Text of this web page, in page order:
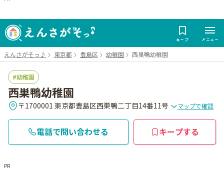
キープ メニュー
えんさがそっ♪ 東京都 豊島区 幼稚園 西巣鴨幼稚園
幼稚園
西巣鴨幼稚園
〒1700001 東京都豊島区西巣鴨二丁目14番11号 マップで確認
電話で問い合わせる キープする
PR